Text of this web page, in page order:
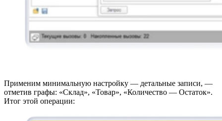
Применим минимальную настройку — детальные записи, —
отметив графы: «Склад», «Товар», «Количество — Остаток».
Итог этой операции: